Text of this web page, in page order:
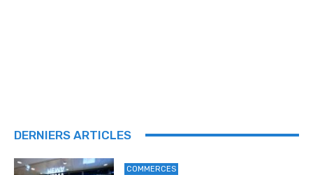
DERNIERS ARTICLES
COMMERCES